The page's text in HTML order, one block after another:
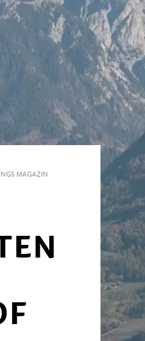
MAGAZIN